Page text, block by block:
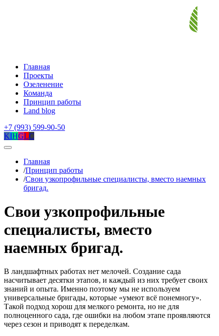
Главная
Проекты
Озеленение
Команда
Принцип работы
Land blog
+7 (993) 599-90-50
KIHGLC
Главная
/Принцип работы
/Свои узкопрофильные специалисты, вместо наемных
бригад.
Свои узкопрофильные
специалисты, вместо
наемных бригад.
В ландшафтных работах нет мелочей. Создание сада
насчитывает десятки этапов, и каждый из них требует своих
знаний и опыта. Именно поэтому мы не используем
универсальные бригады, которые «умеют всё понемногу».
Такой подход хорош для мелкого ремонта, но не для
полноценного сада, где ошибки на любом этапе проявляются
через сезон и приводят к переделкам.